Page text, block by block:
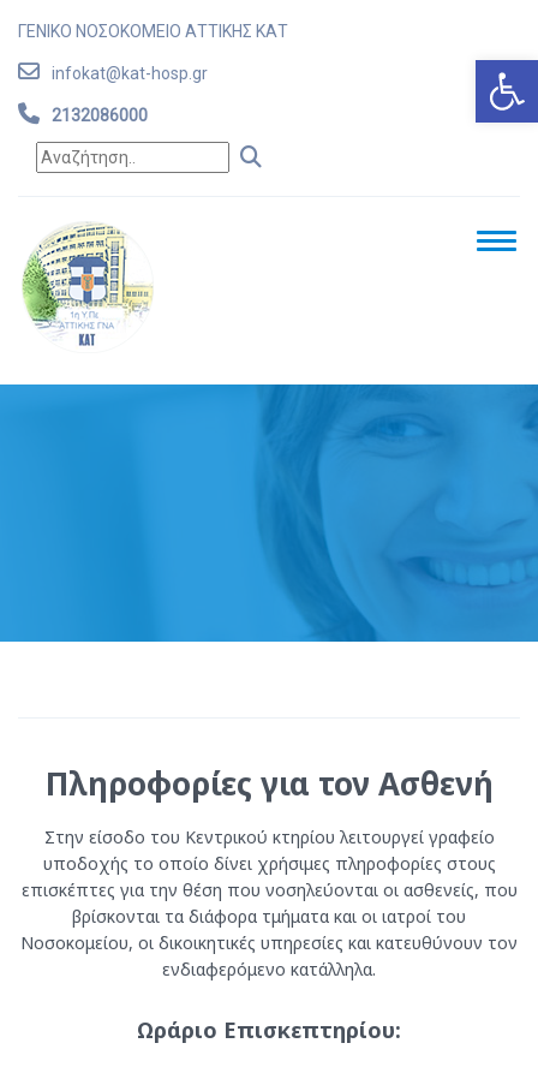
ΓΕΝΙΚΟ ΝΟΣΟΚΟΜΕΙΟ ΑΤΤΙΚΗΣ ΚΑΤ
infokat@kat-hosp.gr
2132086000
Πληροφορίες για τον Ασθενή
Στην είσοδο του Κεντρικού κτηρίου λειτουργεί γραφείο
υποδοχής το οποίο δίνει χρήσιμες πληροφορίες στους
επισκέπτες για την θέση που νοσηλεύονται οι ασθενείς, που
βρίσκονται τα διάφορα τμήματα και οι ιατροί του
Νοσοκομείου, οι δικοικητικές υπηρεσίες και κατευθύνουν τον
ενδιαφερόμενο κατάλληλα.
Ωράριο Επισκεπτηρίου: